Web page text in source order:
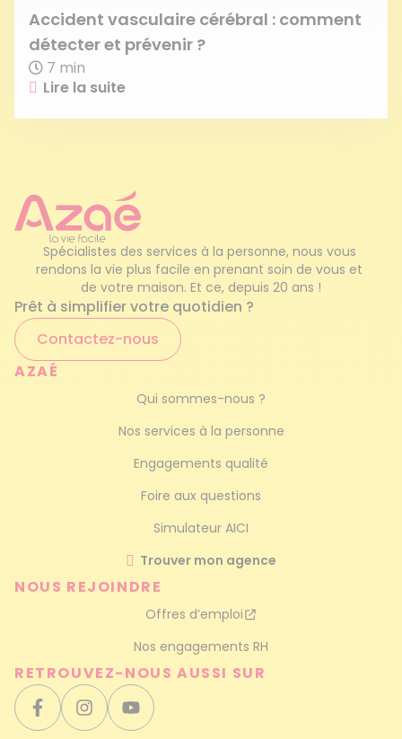
Accident vasculaire cérébral : comment
détecter et prévenir ?
7 min
Lire la suite
Spécialistes des services à la personne, nous vous
rendons la vie plus facile en prenant soin de vous et
de votre maison. Et ce, depuis 20 ans !
Prêt à simplifier votre quotidien ?
Contactez-nous
AZAÉ
Qui sommes-nous ?
Nos services à la personne
Engagements qualité
Foire aux questions
Simulateur AICI
Trouver mon agence
NOUS REJOINDRE
Offres d’emploi
Nos engagements RH
RETROUVEZ-NOUS AUSSI SUR